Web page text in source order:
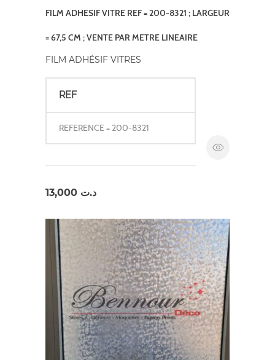
FILM ADHESIF VITRE REF = 200-8321 ; LARGEUR
= 67,5 CM ; VENTE PAR METRE LINEAIRE
FILM ADHÉSIF VITRES
REF
REFERENCE = 200-8321
د.ت